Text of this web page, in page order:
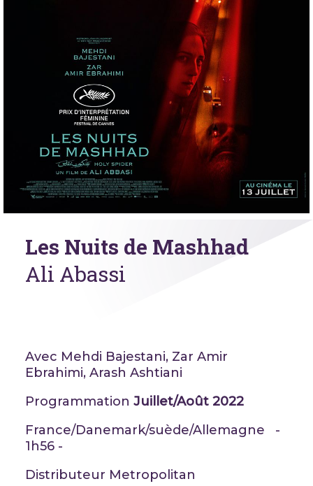
Les Nuits de Mashhad
Ali Abassi
Avec Mehdi Bajestani, Zar Amir
Ebrahimi, Arash Ashtiani
Programmation Juillet/Août 2022
France/Danemark/suède/Allemagne -
1h56 -
Distributeur Metropolitan